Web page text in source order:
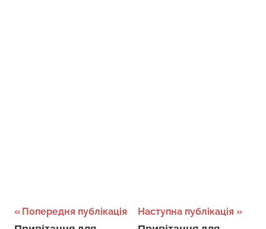
Навігація
Попередня публікація Наступна публікація